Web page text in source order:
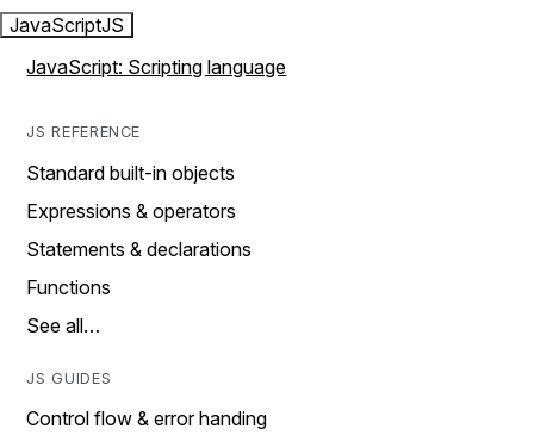
JavaScriptJS
JavaScript: Scripting language
JS REFERENCE
Standard built-in objects
Expressions & operators
Statements & declarations
Functions
See all…
JS GUIDES
Control flow & error handing